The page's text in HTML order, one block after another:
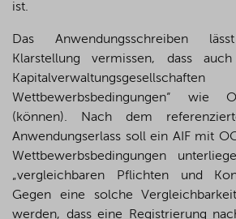
ist.
Das Anwendungsschreiben
Klarstellung vermissen, dass
Wettbewerbsbedingungen“ wie
(können). Nach dem
Anwendungserlass soll ein AIF mit
Wettbewerbsbedingungen
„vergleichbaren Pflichten und
Gegen eine solche
werden, dass eine Registrierung